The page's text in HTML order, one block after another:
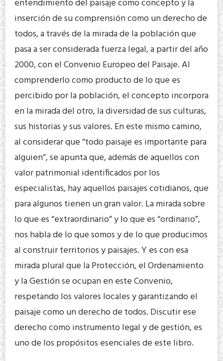
entendimiento del paisaje como concepto y la
inserción de su comprensión como un derecho de
todos, a través de la mirada de la población que
pasa a ser considerada fuerza legal, a partir del año
2000, con el Convenio Europeo del Paisaje. Al
comprenderlo como producto de lo que es
percibido por la población, el concepto incorpora
en la mirada del otro, la diversidad de sus culturas,
sus historias y sus valores. En este mismo camino,
al considerar que “todo paisaje es importante para
alguien”, se apunta que, además de aquellos con
valor patrimonial identificados por los
especialistas, hay aquellos paisajes cotidianos, que
para algunos tienen un gran valor. La mirada sobre
lo que es “extraordinario” y lo que es “ordinario”,
nos habla de lo que somos y de lo que producimos
al construir territorios y paisajes. Y es con esa
mirada plural que la Protección, el Ordenamiento
y la Gestión se ocupan en este Convenio,
respetando los valores locales y garantizando el
paisaje como un derecho de todos. Discutir ese
derecho como instrumento legal y de gestión, es
uno de los propósitos esenciales de este libro.